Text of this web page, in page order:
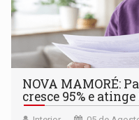
NOVA MAMORÉ:
cresce 95% e